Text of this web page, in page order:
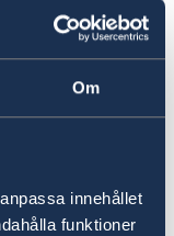
Om
innehållet
funktioner